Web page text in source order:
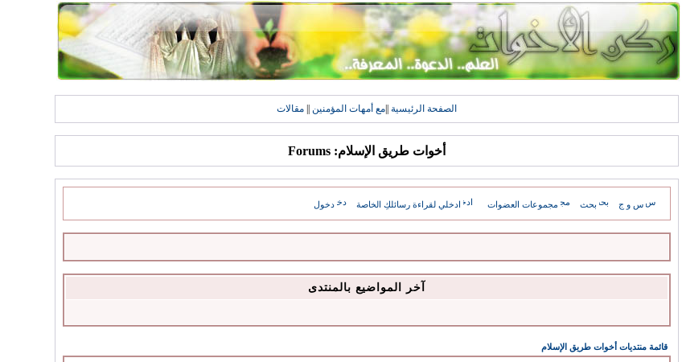
الصفحة الرئيسية مع أمهات المؤمنين مقالات
أخوات طريق الإسلام: Forums
س و ج بحث مجموعات العضوات ادخلي لقراءة رسائلكِ الخاصة دخول
آخر المواضيع بالمنتدى
قائمة منتديات أخوات طريق الإسلام